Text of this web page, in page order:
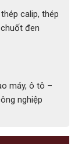
calip, thép
đen
máy, ô tô –
nghiệp